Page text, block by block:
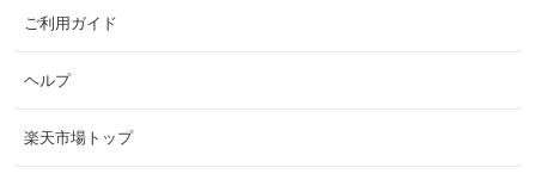
ご利用ガイド
ヘルプ
楽天市場トップ